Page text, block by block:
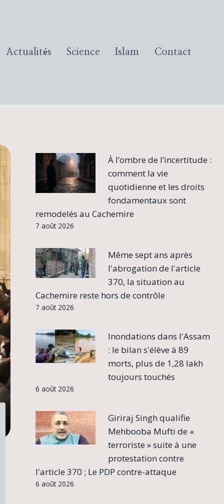
Actualités Science Islam Contact
À l’ombre de l’incertitude :
comment la vie
quotidienne et les droits
fondamentaux sont
remodelés au Cachemire
7 août 2026
Même sept ans après
l'abrogation de l'article
370, la situation au
Cachemire reste hors de contrôle
7 août 2026
Inondations dans l'Assam
: le bilan s'élève à 89
morts, plus de 1,28 lakh
toujours touchés
6 août 2026
Giriraj Singh qualifie
Mehbooba Mufti de «
terroriste » suite à une
protestation contre
l'article 370 ; Le PDP contre-attaque
6 août 2026